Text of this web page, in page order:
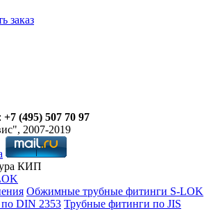
заказ
+7 (495) 507 70 97
2007-2019
КИП
Обжимные трубные фитинги S-LOK
DIN 2353 Трубные фитинги по JIS